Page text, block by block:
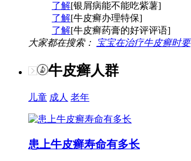
了解[银屑病能不能吃紫薯]
了解[牛皮癣办理特保]
了解[牛皮癣药膏的好评评语]
大家都在搜索：
宝宝在治疗牛皮癣时要
牛皮癣人群
儿童 成人 老年
患上牛皮癣寿命有多长